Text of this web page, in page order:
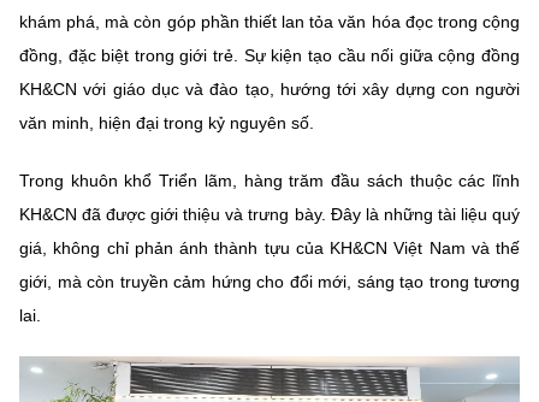
khám phá, mà còn góp phần thiết lan tỏa văn hóa đọc trong cộng
đồng, đặc biệt trong giới trẻ. Sự kiện tạo cầu nối giữa cộng đồng
KH&CN với giáo dục và đào tạo, hướng tới xây dựng con người
văn minh, hiện đại trong kỷ nguyên số.
Trong khuôn khổ Triển lãm, hàng trăm đầu sách thuộc các lĩnh
KH&CN đã được giới thiệu và trưng bày. Đây là những tài liệu quý
giá, không chỉ phản ánh thành tựu của KH&CN Việt Nam và thế
giới, mà còn truyền cảm hứng cho đổi mới, sáng tạo trong tương
lai.